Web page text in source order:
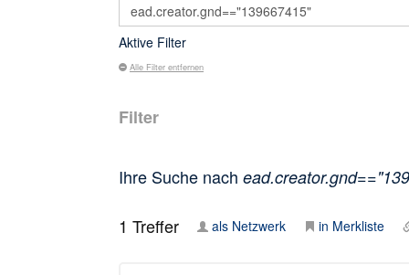
Aktive Filter
Alle Filter entfernen
Filter
Ihre Suche nach
1 Treffer als Netzwerk in Merkliste